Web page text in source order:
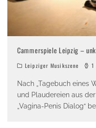
Cammerspiele Leipzig –
Leipziger Musikszene 1
Nach „Tagebuch eines
und Plaudereien aus
„Vagina-Penis Dialog“